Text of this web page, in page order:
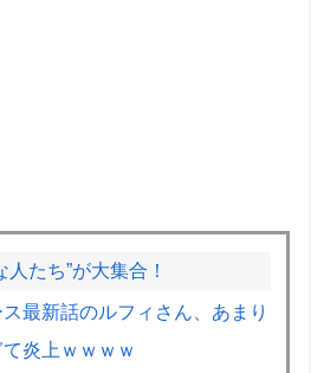
たち”が大集合！
ス最新話のルフィさん、あまり
炎上ｗｗｗｗ